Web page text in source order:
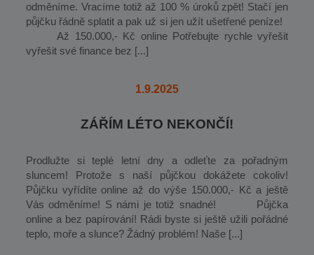
odměníme. Vracíme totiž až 100 % úroků zpět! Stačí jen
půjčku řádně splatit a pak už si jen užít ušetřené peníze!
Až 150.000,- Kč online Potřebujte rychle vyřešit
vyřešit své finance bez [...]
1.9.2025
ZÁŘÍM LÉTO NEKONČÍ!
Prodlužte si teplé letní dny a odleťte za pořadným
sluncem! Protože s naší půjčkou dokážete cokoliv!
Půjčku vyřídíte online až do výše 150.000,- Kč a ještě
Vás odměníme! S námi je totiž snadné! Půjčka
online a bez papírování! Rádi byste si ještě užili pořádné
teplo, moře a slunce? Žádný problém! Naše [...]